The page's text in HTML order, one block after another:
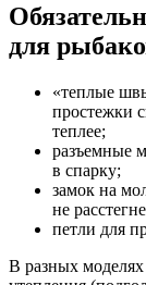
для
«теплые
простежки
теплее;
разъемные
в спарку;
замок на
не
петли для
В разных